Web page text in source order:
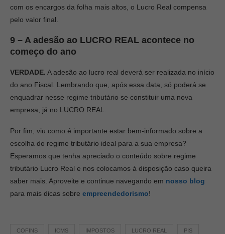
com os encargos da folha mais altos, o Lucro Real compensa
pelo valor final.
9 – A adesão ao LUCRO REAL acontece no
começo do ano
VERDADE. A adesão ao lucro real deverá ser realizada no início
do ano Fiscal. Lembrando que, após essa data, só poderá se
enquadrar nesse regime tributário se constituir uma nova
empresa, já no LUCRO REAL.
Por fim, viu como é importante estar bem-informado sobre a
escolha do regime tributário ideal para a sua empresa?
Esperamos que tenha apreciado o conteúdo sobre regime
tributário Lucro Real e nos colocamos à disposição caso queira
saber mais. Aproveite e continue navegando em nosso blog
para mais dicas sobre empreendedorismo!
COFINS ICMS IMPOSTOS LUCRO REAL PIS